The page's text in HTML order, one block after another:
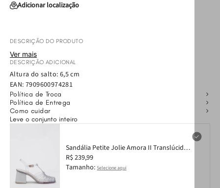
Adicionar localização
DESCRIÇÃO DO PRODUTO
Ver mais
DESCRIÇÃO ADICIONAL
Altura do salto: 6,5 cm
EAN: 7909600974281
Política de Troca
Política de Entrega
Como cuidar
Leve o conjunto inteiro
Sandália Petite Jolie Amora II Translúcido
PJ7455 33-4
R$ 239,99
Tamanho: Selecione aqui